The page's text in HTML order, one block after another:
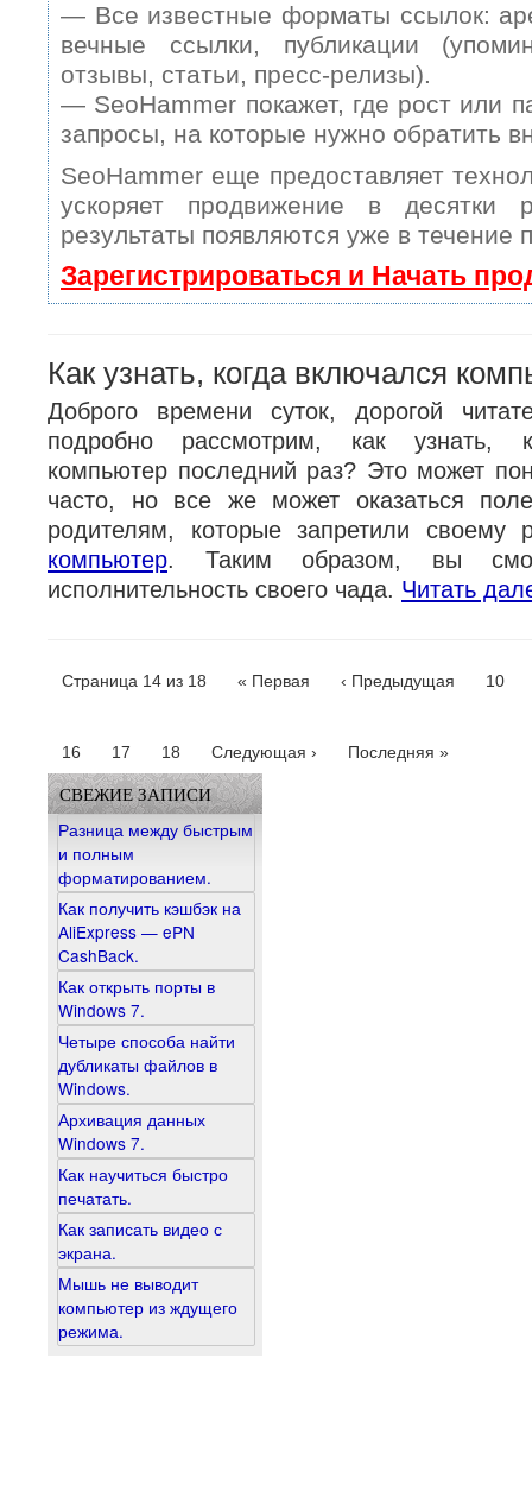
— Все известные форматы ссылок:
вечные ссылки, публикации
отзывы, статьи, пресс-релизы).
— SeoHammer покажет, где рост или
запросы, на которые нужно обратить
SeoHammer еще предоставляет
ускоряет продвижение в десятки
результаты появляются уже в течение
Зарегистрироваться и Начать
Как узнать, когда включался
Доброго времени суток, дорогой
подробно рассмотрим, как узнать,
компьютер последний раз? Это может
часто, но все же может оказаться
родителям, которые запретили своему
компьютер. Таким образом, вы
исполнительность своего чада. Читать
Страница 14 из 18 « Первая ‹ Предыдущая 10
16 17 18 Следующая › Последняя »
СВЕЖИЕ ЗАПИСИ
Разница между быстрым
и полным
форматированием.
Как получить кэшбэк на
AliExpress — ePN
CashBack.
Как открыть порты в
Windows 7.
Четыре способа найти
дубликаты файлов в
Windows.
Архивация данных
Windows 7.
Как научиться быстро
печатать.
Как записать видео с
экрана.
Мышь не выводит
компьютер из ждущего
режима.